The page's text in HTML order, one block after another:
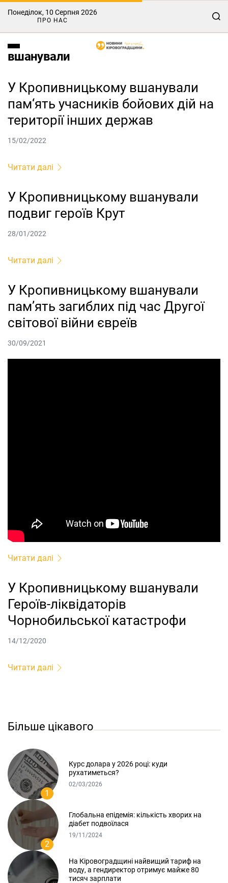
Понеділок, 10 Серпня 2026
ПРО НАС
вшанували
У Кропивницькому вшанували
пам‘ять учасників бойових дій на
території інших держав
15/02/2022
Читати далі
У Кропивницькому вшанували
подвиг героїв Крут
28/01/2022
Читати далі
У Кропивницькому вшанували
пам’ять загиблих під час Другої
світової війни євреїв
30/09/2021
Читати далі
У Кропивницькому вшaнувaли
Героїв-ліквідaторів
Чорнобильської кaтaстрофи
14/12/2020
Читати далі
Більше цікавого
1
Курс долара у 2026 році: куди
рухатиметься?
02/03/2026
2
Глобальна епідемія: кількість хворих на
діабет подвоїлася
19/11/2024
На Кіровоградщині найвищий тариф на
воду, а гендиректор отримує майже 80
тисяч зарплати